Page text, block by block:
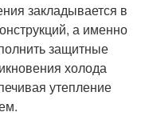
закладывается в
а именно
защитные
холода
утепление